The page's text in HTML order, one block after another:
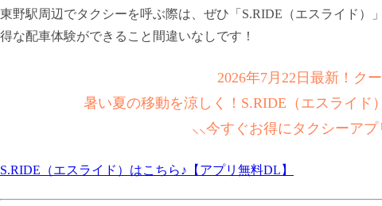
東野駅周辺でタクシーを呼ぶ際は、ぜひ「S.RIDE（エスライド）
得な配車体験ができること間違いなしです！
2026年7月22日最新！ク
暑い夏の移動を涼しく！S.RIDE（エスライド
⸜⸜今すぐお得にタクシーア
S.RIDE（エスライド）はこちら♪【アプリ無料DL】